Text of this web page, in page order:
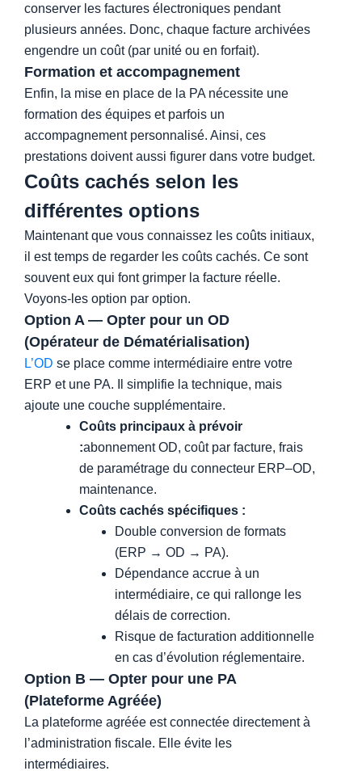
conserver les factures électroniques pendant
plusieurs années. Donc, chaque facture archivées
engendre un coût (par unité ou en forfait).
Formation et accompagnement
Enfin, la mise en place de la PA nécessite une
formation des équipes et parfois un
accompagnement personnalisé. Ainsi, ces
prestations doivent aussi figurer dans votre budget.
Coûts cachés selon les
différentes options
Maintenant que vous connaissez les coûts initiaux,
il est temps de regarder les coûts cachés. Ce sont
souvent eux qui font grimper la facture réelle.
Voyons-les option par option.
Option A — Opter pour un OD
(Opérateur de Dématérialisation)
L’OD se place comme intermédiaire entre votre
ERP et une PA. Il simplifie la technique, mais
ajoute une couche supplémentaire.
Coûts principaux à prévoir
:abonnement OD, coût par facture, frais
de paramétrage du connecteur ERP–OD,
maintenance.
Coûts cachés spécifiques :
Double conversion de formats
(ERP → OD → PA).
Dépendance accrue à un
intermédiaire, ce qui rallonge les
délais de correction.
Risque de facturation additionnelle
en cas d’évolution réglementaire.
Option B — Opter pour une PA
(Plateforme Agréée)
La plateforme agréée est connectée directement à
l’administration fiscale. Elle évite les
intermédiaires.